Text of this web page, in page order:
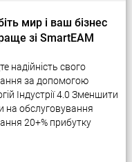
мир і ваш бізнес
зі SmartEAM
надійність свого
за допомогою
Індустрії 4.0 Зменшити
на обслуговування
20+% прибутку